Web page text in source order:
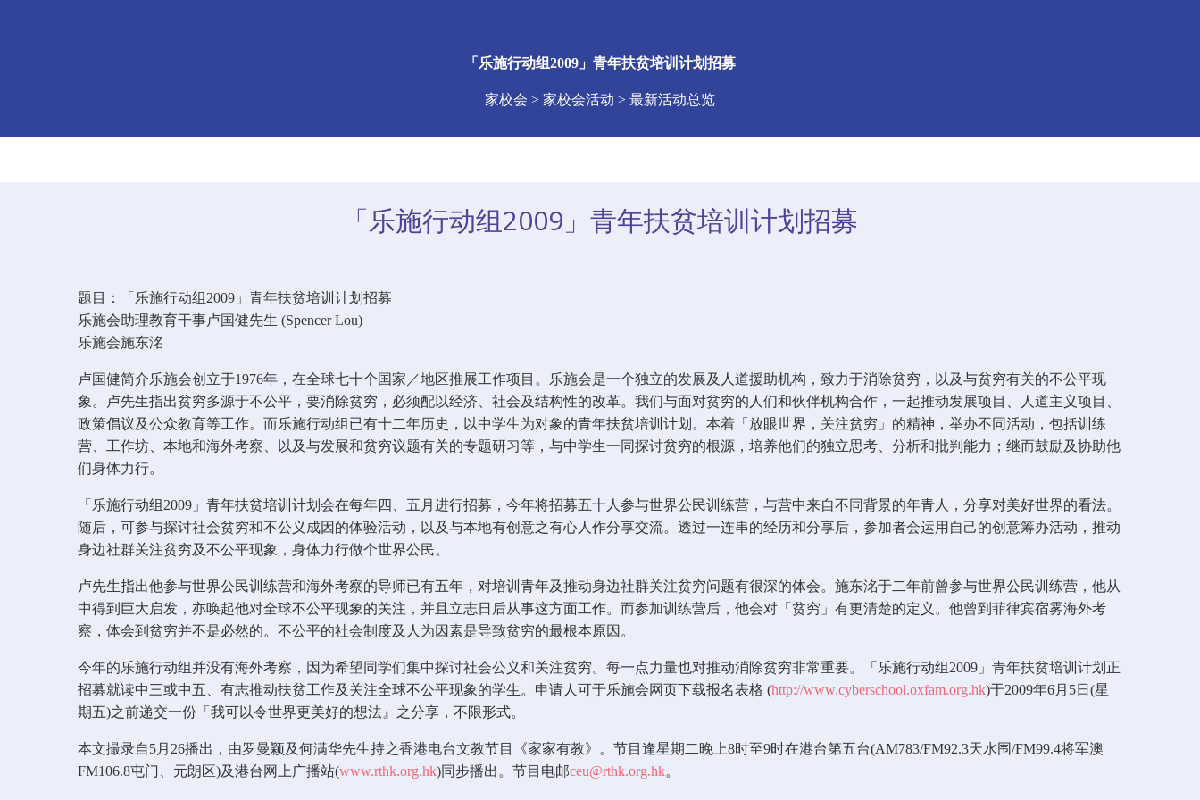
「乐施行动组2009」青年扶贫培训计划招募
家校会 > 家校会活动 > 最新活动总览
「乐施行动组2009」青年扶贫培训计划招募
题目：「乐施行动组2009」青年扶贫培训计划招募
乐施会助理教育干事卢国健先生 (Spencer Lou)
乐施会施东洺
卢国健简介乐施会创立于1976年，在全球七十个国家／地区推展工作项目。乐施会是一个独立的发展及人道援助机构，致力于消除贫穷，以及与贫穷有关的不公平现
象。卢先生指出贫穷多源于不公平，要消除贫穷，必须配以经济、社会及结构性的改革。我们与面对贫穷的人们和伙伴机构合作，一起推动发展项目、人道主义项目、
政策倡议及公众教育等工作。而乐施行动组已有十二年历史，以中学生为对象的青年扶贫培训计划。本着「放眼世界，关注贫穷」的精神，举办不同活动，包括训练
营、工作坊、本地和海外考察、以及与发展和贫穷议题有关的专题研习等，与中学生一同探讨贫穷的根源，培养他们的独立思考、分析和批判能力；继而鼓励及协助他
们身体力行。
「乐施行动组2009」青年扶贫培训计划会在每年四、五月进行招募，今年将招募五十人参与世界公民训练营，与营中来自不同背景的年青人，分享对美好世界的看法。
随后，可参与探讨社会贫穷和不公义成因的体验活动，以及与本地有创意之有心人作分享交流。透过一连串的经历和分享后，参加者会运用自己的创意筹办活动，推动
身边社群关注贫穷及不公平现象，身体力行做个世界公民。
卢先生指出他参与世界公民训练营和海外考察的导师已有五年，对培训青年及推动身边社群关注贫穷问题有很深的体会。施东洺于二年前曾参与世界公民训练营，他从
中得到巨大启发，亦唤起他对全球不公平现象的关注，并且立志日后从事这方面工作。而参加训练营后，他会对「贫穷」有更清楚的定义。他曾到菲律宾宿雾海外考
察，体会到贫穷并不是必然的。不公平的社会制度及人为因素是导致贫穷的最根本原因。
今年的乐施行动组并没有海外考察，因为希望同学们集中探讨社会公义和关注贫穷。每一点力量也对推动消除贫穷非常重要。「乐施行动组2009」青年扶贫培训计划正
招募就读中三或中五、有志推动扶贫工作及关注全球不公平现象的学生。申请人可于乐施会网页下载报名表格 (http://www.cyberschool.oxfam.org.hk)于2009年6月5日(星
期五)之前递交一份「我可以令世界更美好的想法』之分享，不限形式。
本文撮录自5月26播出，由罗曼颖及何满华先生持之香港电台文教节目《家家有教》。节目逢星期二晚上8时至9时在港台第五台(AM783/FM92.3天水围/FM99.4将军澳
FM106.8屯门、元朗区)及港台网上广播站(www.rthk.org.hk)同步播出。节目电邮ceu@rthk.org.hk。